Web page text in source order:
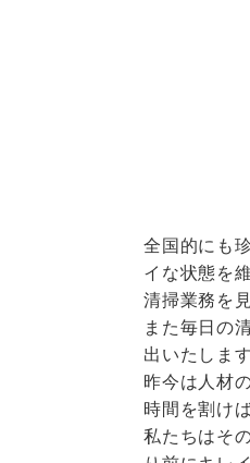
全国的にも
イな状態を
清掃業務を
また毎日の
出いたしま
昨今は人材
時間を割け
私たちはそ